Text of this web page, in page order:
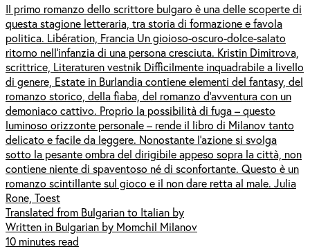
Il primo romanzo dello scrittore bulgaro è una delle scoperte di
questa stagione letteraria, tra storia di formazione e favola
politica. Libération, Francia Un gioioso-oscuro-dolce-salato
ritorno nell’infanzia di una persona cresciuta. Kristin Dimitrova,
scrittrice, Literaturen vestnik Difficilmente inquadrabile a livello
di genere, Estate in Burlandia contiene elementi del fantasy, del
romanzo storico, della fiaba, del romanzo d'avventura con un
demoniaco cattivo. Proprio la possibilità di fuga – questo
luminoso orizzonte personale – rende il libro di Milanov tanto
delicato e facile da leggere. Nonostante l’azione si svolga
sotto la pesante ombra del dirigibile appeso sopra la città, non
contiene niente di spaventoso né di sconfortante. Questo è un
romanzo scintillante sul gioco e il non dare retta al male. Julia
Rone, Toest
Translated from Bulgarian to Italian by
Written in Bulgarian by Momchil Milanov
10 minutes read